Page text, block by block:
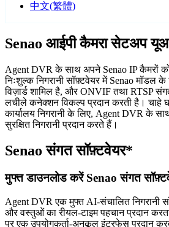
中文(繁體)
Senao आईपी कैमरा सेटअप
Agent DVR के साथ अपने Senao IP कैमरों
निःशुल्क निगरानी सॉफ़्टवेयर में Senao मॉडल
विज़ार्ड शामिल है, और ONVIF तथा RTSP
लचीले कनेक्शन विकल्प प्रदान करती है। चाहे
कार्यालय निगरानी के लिए, Agent DVR के
सुरक्षित निगरानी प्रदान करते हैं।
Senao संगत सॉफ़्टवेयर*
मुफ्त डाउनलोड करें Senao संगत
Agent DVR एक मुफ्त AI-संचालित निगरानी
और वस्तुओं का रीयल-टाइम पहचान प्रदान
पर एक उपयोगकर्ता-अनुकूल इंटरफेस प्रदान